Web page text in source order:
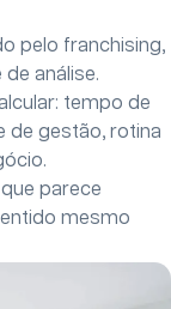
pelo franchising,
análise.
tempo de
de gestão, rotina
parece
mesmo